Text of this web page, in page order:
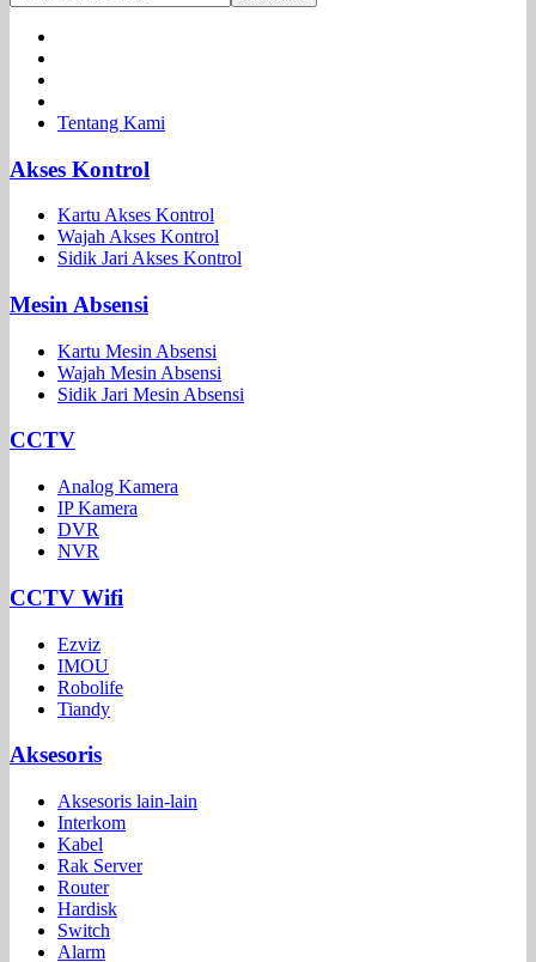
Tentang Kami
Akses Kontrol
Kartu Akses Kontrol
Wajah Akses Kontrol
Sidik Jari Akses Kontrol
Mesin Absensi
Kartu Mesin Absensi
Wajah Mesin Absensi
Sidik Jari Mesin Absensi
CCTV
Analog Kamera
IP Kamera
DVR
NVR
CCTV Wifi
Ezviz
IMOU
Robolife
Tiandy
Aksesoris
Aksesoris lain-lain
Interkom
Kabel
Rak Server
Router
Hardisk
Switch
Alarm